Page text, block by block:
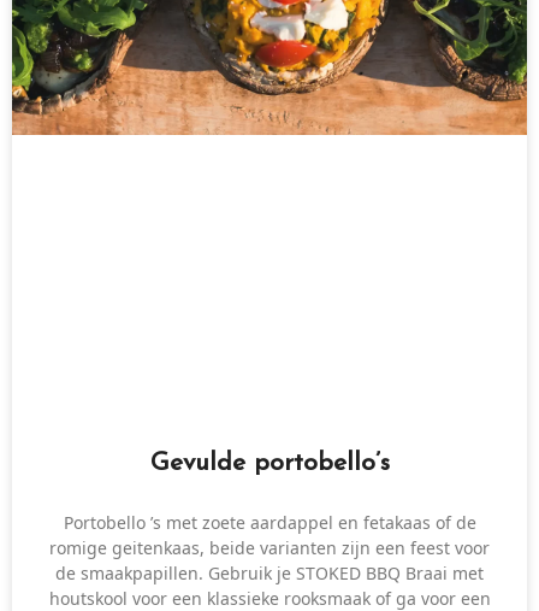
Gevulde portobello’s
Portobello ’s met zoete aardappel en fetakaas of de
romige geitenkaas, beide varianten zijn een feest voor
de smaakpapillen. Gebruik je STOKED BBQ Braai met
houtskool voor een klassieke rooksmaak of ga voor een